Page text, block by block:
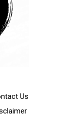
Us